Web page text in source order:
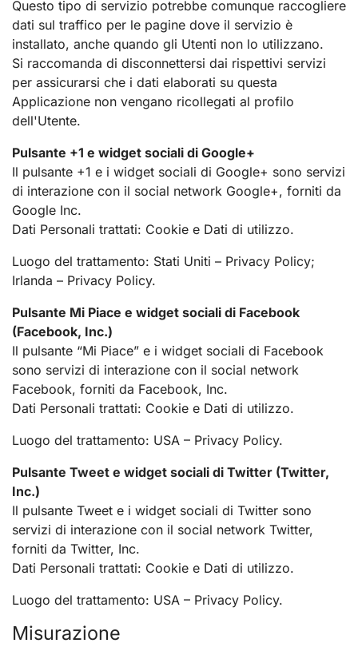
Questo tipo di servizio potrebbe comunque raccogliere
dati sul traffico per le pagine dove il servizio è
installato, anche quando gli Utenti non lo utilizzano.
Si raccomanda di disconnettersi dai rispettivi servizi
per assicurarsi che i dati elaborati su questa
Applicazione non vengano ricollegati al profilo
dell'Utente.
Pulsante +1 e widget sociali di Google+
Il pulsante +1 e i widget sociali di Google+ sono servizi
di interazione con il social network Google+, forniti da
Google Inc.
Dati Personali trattati: Cookie e Dati di utilizzo.
Luogo del trattamento: Stati Uniti – Privacy Policy;
Irlanda – Privacy Policy.
Pulsante Mi Piace e widget sociali di Facebook
(Facebook, Inc.)
Il pulsante “Mi Piace” e i widget sociali di Facebook
sono servizi di interazione con il social network
Facebook, forniti da Facebook, Inc.
Dati Personali trattati: Cookie e Dati di utilizzo.
Luogo del trattamento: USA – Privacy Policy.
Pulsante Tweet e widget sociali di Twitter (Twitter,
Inc.)
Il pulsante Tweet e i widget sociali di Twitter sono
servizi di interazione con il social network Twitter,
forniti da Twitter, Inc.
Dati Personali trattati: Cookie e Dati di utilizzo.
Luogo del trattamento: USA – Privacy Policy.
Misurazione